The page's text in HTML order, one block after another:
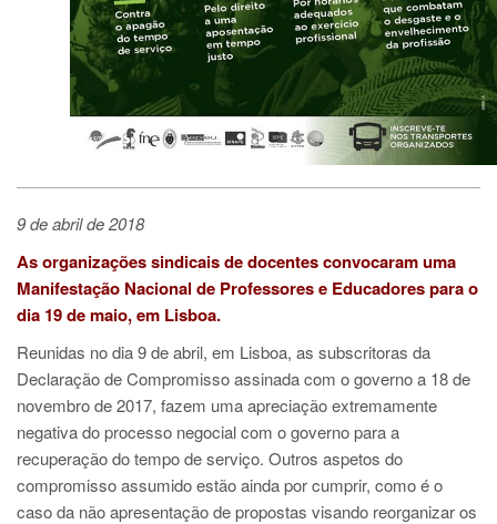
9 de abril de 2018
As organizações sindicais de docentes convocaram uma
Manifestação Nacional de Professores e Educadores para o
dia 19 de maio, em Lisboa.
Reunidas no dia 9 de abril, em Lisboa, as subscritoras da
Declaração de Compromisso assinada com o governo a 18 de
novembro de 2017, fazem uma apreciação extremamente
negativa do processo negocial com o governo para a
recuperação do tempo de serviço. Outros aspetos do
compromisso assumido estão ainda por cumprir, como é o
caso da não apresentação de propostas visando reorganizar os